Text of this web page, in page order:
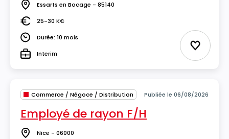
Lieu Essarts en Bocage - 85140
Salaire25-30 K€
DuréeDurée: 10 mois
TypeInterim Ajouter
Commerce / Négoce / Distribution Publiée le 06/08/2026
Employé de rayon F/H
Nice - 06000